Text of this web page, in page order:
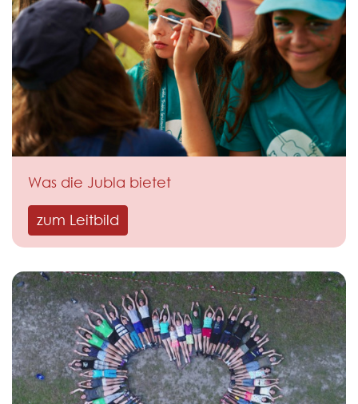
Was die Jubla bietet
zum Leitbild